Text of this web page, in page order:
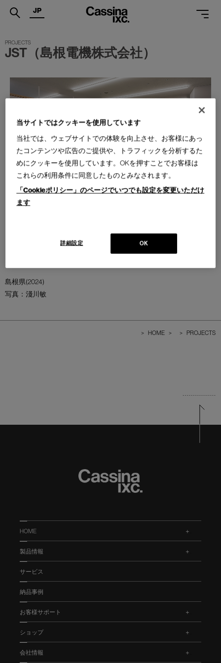
.
PRODUCTS
SERVICES
PROJECTS
MAGAZINE
SUPPORT
SHOPS
CATALOGUES
PROFESSIONAL
JP
JST（島根電機株式会社）
島根県(2024)
写真：淺川敏
> HOME > > PROJECTS
HOME
製品情報
サービス
納品事例
お客様サポート
ショップ
会社情報
当サイトではクッキーを使用しています
当社では、ウェブサイトでの体験を向上させ、お客様にあっ
たコンテンツや広告のご提供や、トラフィックを分析するた
めにクッキーを使用しています。OKを押すことでお客様は
これらの利用条件に同意したものとみなされます。
「Cookieポリシー」のページでいつでも設定を変更いただけ
ます
OK
詳細設定